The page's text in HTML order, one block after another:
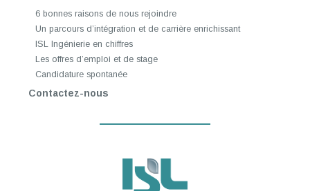
6 bonnes raisons de nous rejoindre
Un parcours d’intégration et de carrière enrichissant
ISL Ingénierie en chiffres
Les offres d’emploi et de stage
Candidature spontanée
Contactez-nous